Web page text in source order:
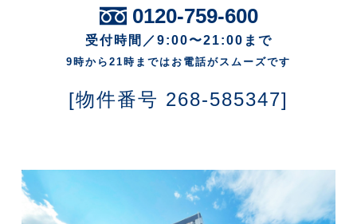
0120-759-600
受付時間／9:00〜21:00まで
9時から21時まではお電話がスムーズです
[物件番号 268-585347]